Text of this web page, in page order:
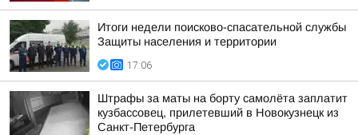
Итоги недели поисково-спасательной службы
Защиты населения и территории
17:06
Штрафы за маты на борту самолёта заплатит
кузбассовец, прилетевший в Новокузнецк из
Санкт-Петербурга